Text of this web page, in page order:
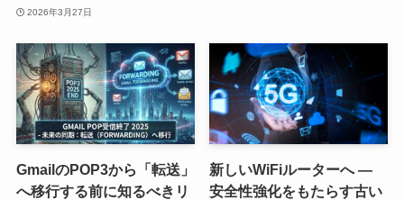
2026年3月27日
GmailのPOP3から「転送」
へ移行する前に知るべきリ
新しいWiFiルーターへ ―
安全性強化をもたらす古い